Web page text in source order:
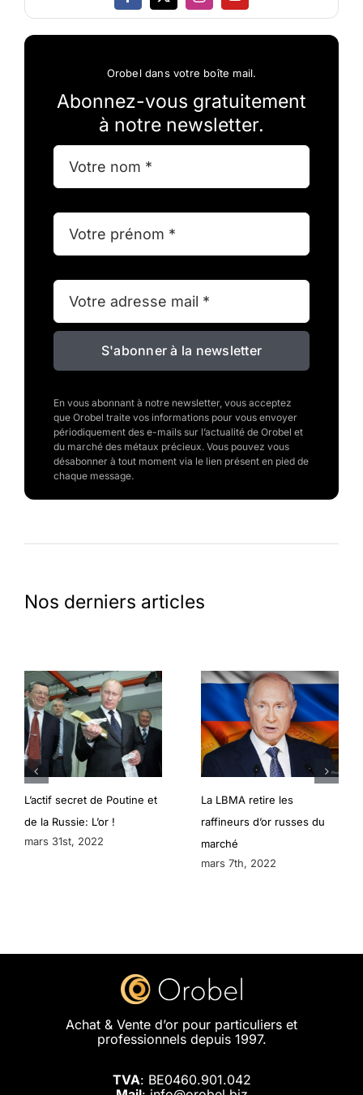
Orobel dans votre boîte mail.
Abonnez-vous gratuitement
à notre newsletter.
S'abonner à la newsletter
En vous abonnant à notre newsletter, vous acceptez
que Orobel traite vos informations pour vous envoyer
périodiquement des e-mails sur l’actualité de Orobel et
du marché des métaux précieux. Vous pouvez vous
désabonner à tout moment via le lien présent en pied de
chaque message.
Nos derniers articles
L’actif secret de Poutine et
de la Russie: L’or !
mars 31st, 2022
La LBMA retire les
raffineurs d’or russes du
marché
mars 7th, 2022
Achat & Vente d’or pour particuliers et
professionnels depuis 1997.
TVA: BE0460.901.042